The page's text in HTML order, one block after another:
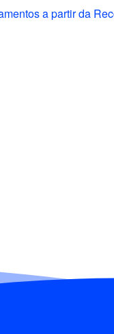
a partir da